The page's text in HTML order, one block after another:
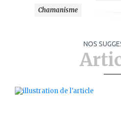
Chamanisme
NOS